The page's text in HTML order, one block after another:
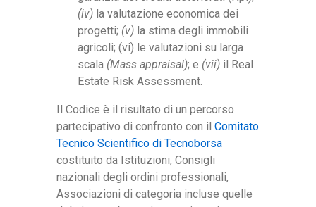
(iv) la valutazione economica dei
progetti; (v) la stima degli immobili
agricoli; (vi) le valutazioni su larga
scala (Mass appraisal); e (vii) il Real
Estate Risk Assessment.
Il Codice è il risultato di un percorso
partecipativo di confronto con il Comitato
Tecnico Scientifico di Tecnoborsa
costituito da Istituzioni, Consigli
nazionali degli ordini professionali,
Associazioni di categoria incluse quelle